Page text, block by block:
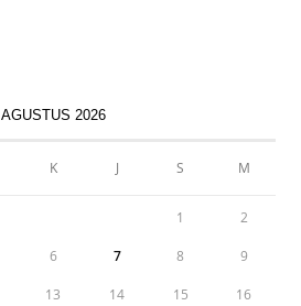
AGUSTUS 2026
K J S M
1 2
6 7 8 9
13 14 15 16